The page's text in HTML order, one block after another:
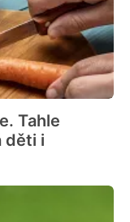
Tahle
děti i